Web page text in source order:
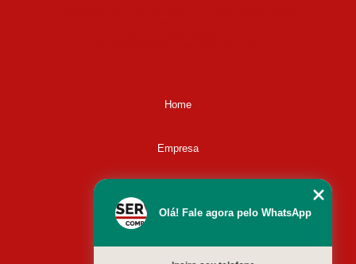
Home
Empresa
Olá! Fale agora pelo WhatsApp